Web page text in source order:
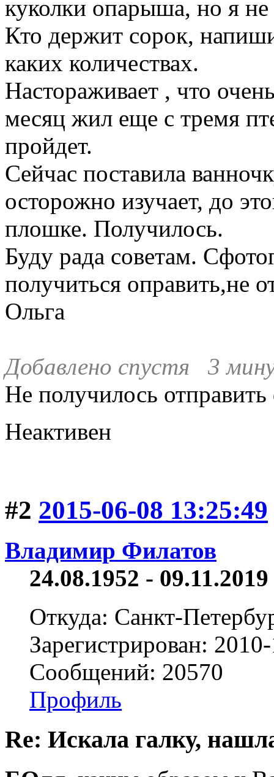
куколки опарыша, но я
Кто держит сорок,
каких количествах.
Настораживает , что
месяц жил еще с тремя
пройдет.
Сейчас поставила
осторожно изучает, до
плошке. Получилось.
Буду рада советам.
получиться оправить,не
Ольга
Добавлено спустя 3
Не получилось
Неактивен
#2 2015-06-08 13:25:49
Владимир Филатов
24.08.1952 -
Откуда: Санкт-
Зарегистрирован:
Сообщений: 20570
Профиль
Re: Искала галку,